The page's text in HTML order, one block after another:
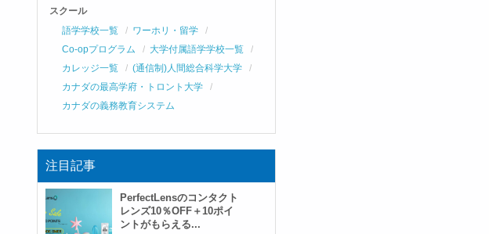
スクール
語学学校一覧
ワーホリ・留学
Co-opプログラム
大学付属語学学校一覧
カレッジ一覧
(通信制)人間総合科学大学
カナダの最高学府・トロント大学
カナダの義務教育システム
注目記事
PerfectLensのコンタクト
レンズ10％OFF＋10ポイ
ントがもらえる...